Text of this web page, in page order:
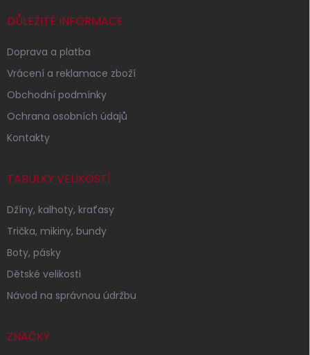
DŮLEŽITÉ INFORMACE
Doprava a platba
Vrácení a reklamace zboží
Obchodní podmínky
Ochrana osobních údajů
Kontakty
TABULKY VELIKOSTÍ
Džíny, kalhoty, kraťasy
Trička, mikiny, bundy
Boty, pásky
Dětské velikosti
Návod na správnou údržbu
ZNAČKY